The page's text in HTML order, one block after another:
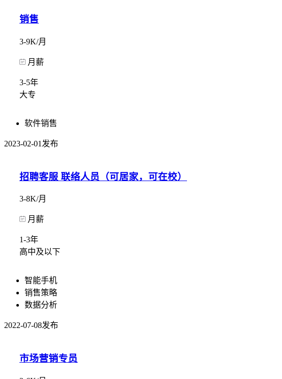
销售
3-9K/月
月薪
3-5年
大专
软件销售
2023-02-01发布
招聘客服 联络人员（可居家，可在校）
3-8K/月
月薪
1-3年
高中及以下
智能手机
销售策略
数据分析
2022-07-08发布
市场营销专员